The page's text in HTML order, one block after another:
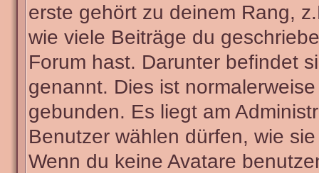
erste gehört zu deinem Rang,
wie viele Beiträge du
Forum hast. Darunter befindet
genannt. Dies ist
gebunden. Es liegt am
Benutzer wählen dürfen, wie
Wenn du keine Avatare